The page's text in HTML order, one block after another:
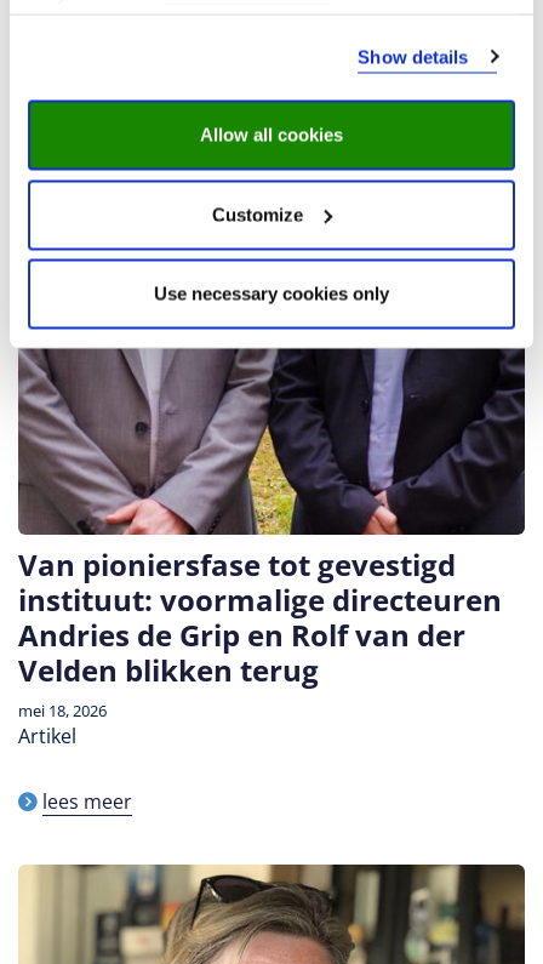
Show details
Allow all cookies
Customize
Use necessary cookies only
Van pioniersfase tot gevestigd
instituut: voormalige directeuren
Andries de Grip en Rolf van der
Velden blikken terug
mei 18, 2026
Artikel
lees meer